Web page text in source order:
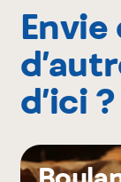
d’ici ?